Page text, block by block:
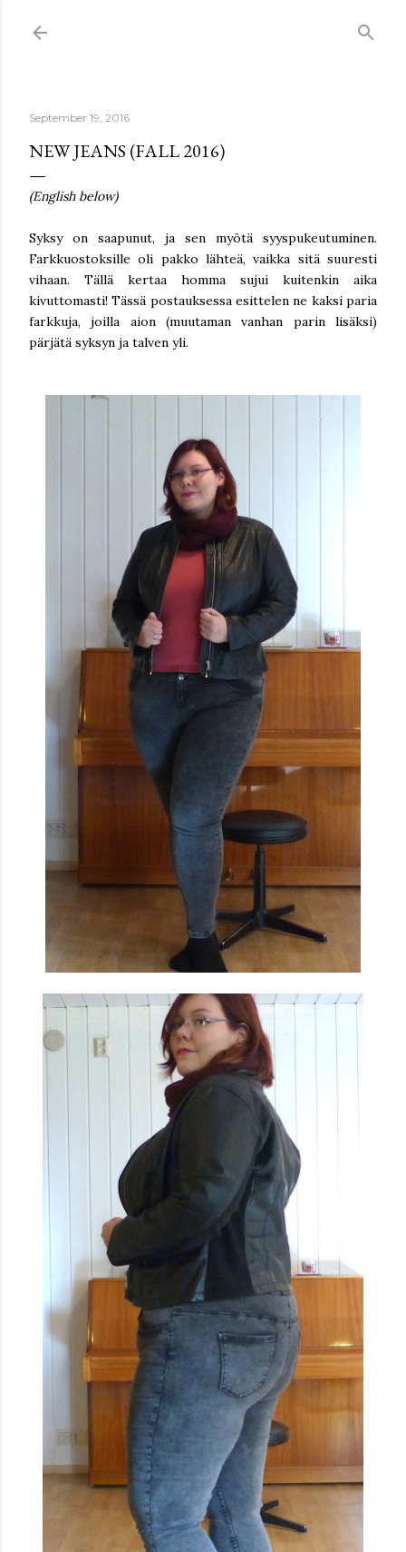
September 19, 2016
NEW JEANS (FALL 2016)
(English below)
Syksy on saapunut, ja sen myötä syyspukeutuminen.
Farkkuostoksille oli pakko lähteä, vaikka sitä suuresti
vihaan. Tällä kertaa homma sujui kuitenkin aika
kivuttomasti! Tässä postauksessa esittelen ne kaksi paria
farkkuja, joilla aion (muutaman vanhan parin lisäksi)
pärjätä syksyn ja talven yli.